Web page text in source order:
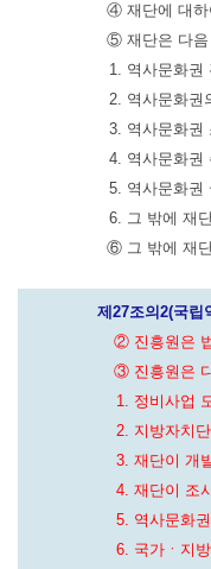
④ 재단에 대하
⑤ 재단은 다음
1. 역사문화권
2. 역사문화권
3. 역사문화권
4. 역사문화권
5. 역사문화권
6. 그 밖에 재
⑥ 그 밖에 재
제27조의2(국립
② 진흥원은
③ 진흥원은
1. 정비사업
2. 지방자치
3. 재단이 개
4. 재단이 조
5. 역사문화
6. 국가ㆍ지